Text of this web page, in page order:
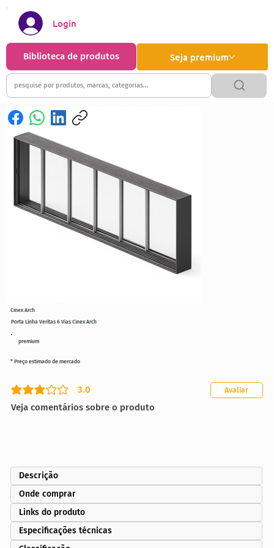
Seja premium
Biblioteca de produtos
Login
premium
Porta Linha Veritas 6 Vias Cinex Arch
3.0
classificação média é 3 de 5
Veja comentários sobre o produto
Avaliar
* Preço estimado de mercado
Cinex Arch
Descrição
Onde comprar
Links do produto
Especificações técnicas